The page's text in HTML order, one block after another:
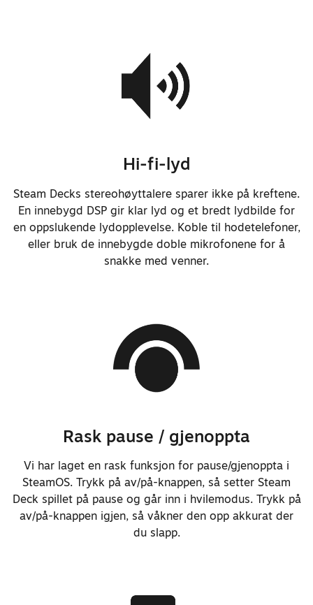
La til logo på strømforsyningen.
enn Steam Deck.
Skruene i bakdekselset skrus nå
inn i metall.
Byttet hodeskruene i bakdekselet
til Torx™, og justerte andre
materialer og geometrien på
Reduserte antallet skruetyper i
hele systemet.
Reduserte nødvendige trinn for
vanlige reparasjoner.
skulderknappens brytermekanisme
Flyttet skulderknappen til
styrespakkortet for enklere
reparasjon.
Forbedret reparasjon/utskifting
Hi-fi-lyd
Steam Decks stereohøyttalere sparer ikke på kreftene.
En innebygd DSP gir klar lyd og et bredt lydbilde for
en oppslukende lydopplevelse. Koble til hodetelefoner,
eller bruk de innebygde doble mikrofonene for å
snakke med venner.
Rask pause / gjenoppta
Vi har laget en rask funksjon for pause/gjenoppta i
SteamOS. Trykk på av/på-knappen, så setter Steam
Deck spillet på pause og går inn i hvilemodus. Trykk på
av/på-knappen igjen, så våkner den opp akkurat der
du slapp.